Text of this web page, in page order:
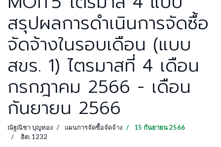
สรุปผลการดำเนินการจัดซื้อ
จัดจ้างในรอบเดือน (แบบ
สขร. 1) ไตรมาสที่ 4 เดือน
กรกฎาคม 2566 - เดือน
กันยายน 2566
ณัฐณิชา บุญทอง แผนการจัดซื้อจัดจ้าง
15 กันยายน 2566
ฮิต: 1232